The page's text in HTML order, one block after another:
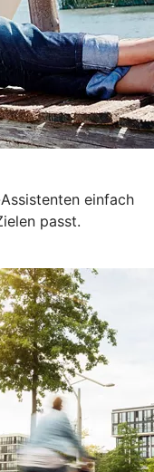
einfach
passt.